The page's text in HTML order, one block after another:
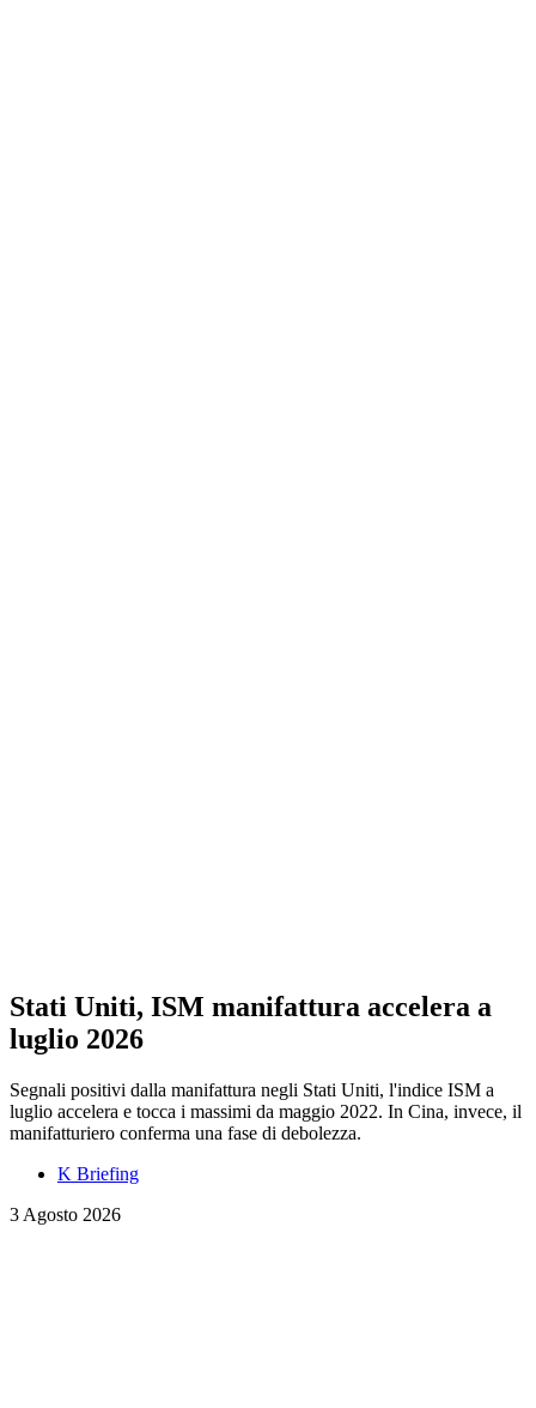
Stati Uniti, ISM manifattura accelera a
luglio 2026
Segnali positivi dalla manifattura negli Stati Uniti, l'indice ISM a
luglio accelera e tocca i massimi da maggio 2022. In Cina, invece, il
manifatturiero conferma una fase di debolezza.
K Briefing
3 Agosto 2026